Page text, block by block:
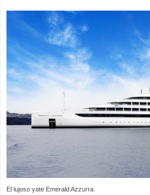
El lujoso yate Emerald Azzurra.